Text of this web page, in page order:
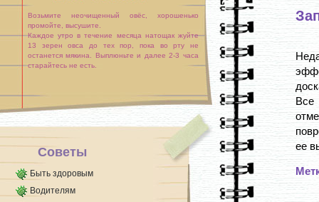
Возьмите неочищенный овёс, хорошенько
промойте, высушите.
Каждое утро в течение месяца натощак жуйте
13 зерен овса до тех пор, пока во рту не
останется мякина. Выплюньте и далее 2-3 часа
старайтесь не есть.
Советы
Быть здоровым
Водителям
ее